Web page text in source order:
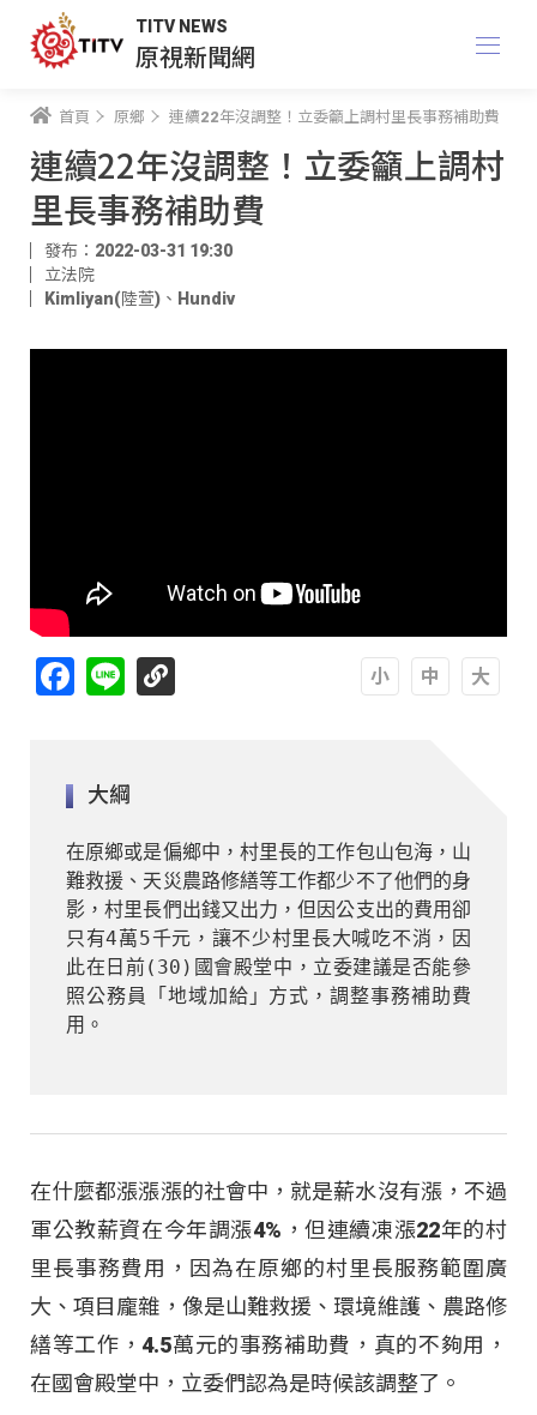
TITV NEWS
原視新聞網
首頁 原鄉 連續22年沒調整！立委籲上調村里長事務補助費
連續22年沒調整！立委籲上調村
里長事務補助費
發布：2022-03-31 19:30
立法院
Kimliyan(陸萱) 、 Hundiv
Facebook
Line
大綱
在原鄉或是偏鄉中，村里長的工作包山包海，山
難救援、天災農路修繕等工作都少不了他們的身
影，村里長們出錢又出力，但因公支出的費用卻
只有4萬5千元，讓不少村里長大喊吃不消，因
此在日前(30)國會殿堂中，立委建議是否能參
照公務員「地域加給」方式，調整事務補助費
用。
在什麼都漲漲漲的社會中，就是薪水沒有漲，不過
軍公教薪資在今年調漲4%，但連續凍漲22年的村
里長事務費用，因為在原鄉的村里長服務範圍廣
大、項目龐雜，像是山難救援、環境維護、農路修
繕等工作，4.5萬元的事務補助費，真的不夠用，
在國會殿堂中，立委們認為是時候該調整了。